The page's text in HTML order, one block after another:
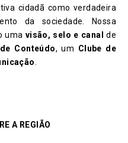
cidadã como verdadeira
da sociedade. Nossa
uma visão, selo e canalde
Conteúdo, um Clube de
.
A REGIÃO